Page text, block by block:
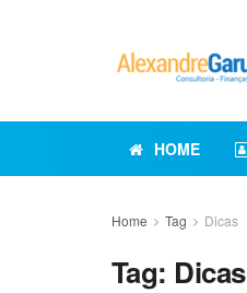
HOME
Home Tag Dicas
Tag: Dicas